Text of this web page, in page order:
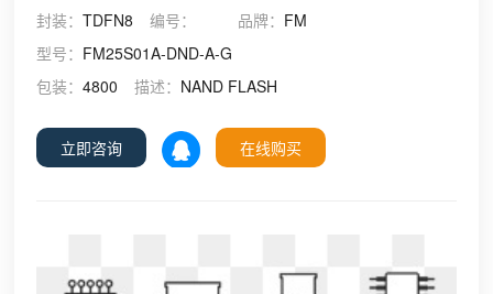
封装：TDFN8 编号： 品牌： FM
型号： FM25S01A-DND-A-G
包装：4800 描述： NAND FLASH
立即咨询 在线购买